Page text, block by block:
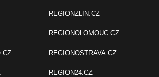
REGIONZLIN.CZ
REGIONOLOMOUC.CZ
REGIONOSTRAVA.CZ
REGION24.CZ